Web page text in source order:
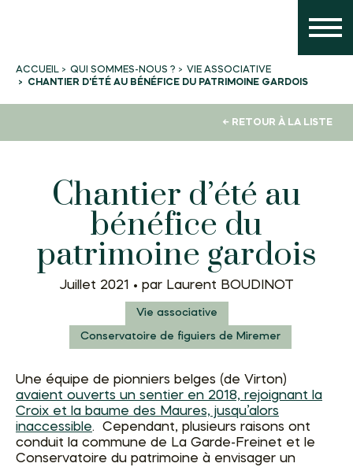
ACCUEIL QUI SOMMES-NOUS ?
VIE ASSOCIATIVE
CHANTIER D'ÉTÉ AU BÉNÉFICE DU PATRIMOINE GARDOIS
← RETOUR À LA LISTE
Chantier d’été au
bénéfice du
patrimoine gardois
Juillet 2021 • par Laurent BOUDINOT
Vie associative
Conservatoire de figuiers de Miremer
Une équipe de pionniers belges (de Virton)
avaient ouverts un sentier en 2018, rejoignant la
Croix et la baume des Maures, jusqu’alors
inaccessible. Cependant, plusieurs raisons ont
conduit la commune de La Garde-Freinet et le
Conservatoire du patrimoine à envisager un